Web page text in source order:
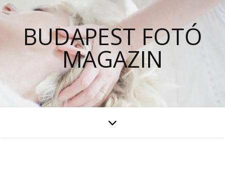
BUDAPEST FOTÓ
MAGAZIN